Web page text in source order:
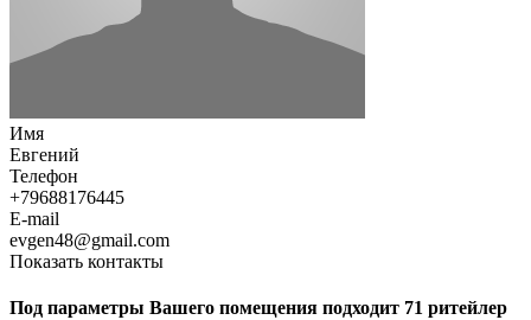
Имя
Евгений
Телефон
+79688176445
E-mail
evgen48@gmail.com
Показать контакты
Под параметры Вашего помещения подходит 71 ритейлер